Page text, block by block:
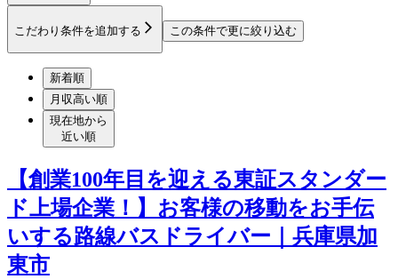
こだわり条件を追加する この条件で更に絞り込む
新着順
月収高い順
現在地から
近い順
【創業100年目を迎える東証スタンダー
ド上場企業！】お客様の移動をお手伝
いする路線バスドライバー｜兵庫県加
東市